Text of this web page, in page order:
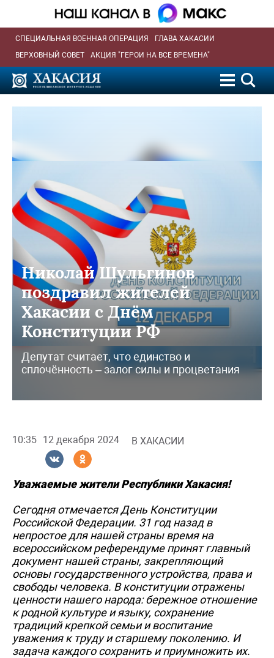
СПЕЦИАЛЬНАЯ ВОЕННАЯ ОПЕРАЦИЯ
ГЛАВА ХАКАСИИ
ВЕРХОВНЫЙ СОВЕТ
АКЦИЯ "ГЕРОИ НА ВСЕ ВРЕМЕНА"
Николай Шульгинов
поздравил жителей
Хакасии с Днём
Конституции РФ
Депутат считает, что единство и
сплочённость – залог силы и процветания
10:35 12 декабря 2024 В ХАКАСИИ
Уважаемые жители Республики Хакасия!
Сегодня отмечается День Конституции
Российской Федерации. 31 год назад в
непростое для нашей страны время на
всероссийском референдуме принят главный
документ нашей страны, закрепляющий
основы государственного устройства, права и
свободы человека. В конституции отражены
ценности нашего народа: бережное отношение
к родной культуре и языку, сохранение
традиций крепкой семьи и воспитание
уважения к труду и старшему поколению. И
задача каждого сохранить и приумножить их.